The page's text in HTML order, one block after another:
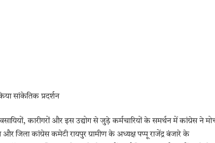
सांकेतिक प्रदर्शन
कारीगरों और इस उद्योग से जुड़े कर्मचारियों के समर्थन में कांग्रेस ने
और जिला कांग्रेस कमेटी रायपुर ग्रामीण के अध्यक्ष पप्पू राजेंद्र बंजारे के